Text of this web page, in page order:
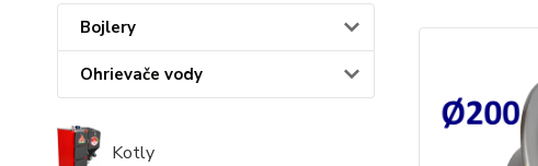
Bojlery
Ohrievače vody
Kotly